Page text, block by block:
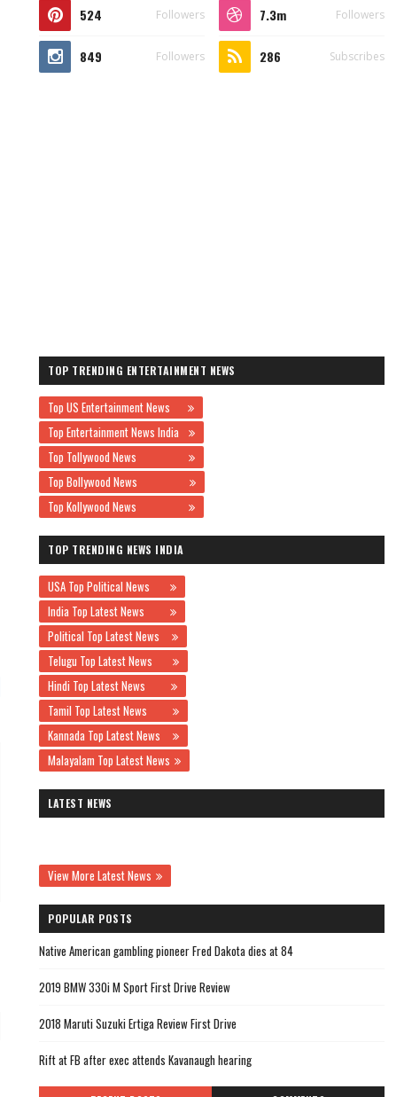
524 Followers 7.3m Followers
849 Followers 286 Subscribes
TOP TRENDING ENTERTAINMENT NEWS
Top US Entertainment News
Top Entertainment News India
Top Tollywood News
Top Bollywood News
Top Kollywood News
TOP TRENDING NEWS INDIA
USA Top Political News
India Top Latest News
Political Top Latest News
Telugu Top Latest News
Hindi Top Latest News
Tamil Top Latest News
Kannada Top Latest News
Malayalam Top Latest News
LATEST NEWS
View More Latest News
POPULAR POSTS
Native American gambling pioneer Fred Dakota dies at 84
2019 BMW 330i M Sport First Drive Review
2018 Maruti Suzuki Ertiga Review First Drive
Rift at FB after exec attends Kavanaugh hearing